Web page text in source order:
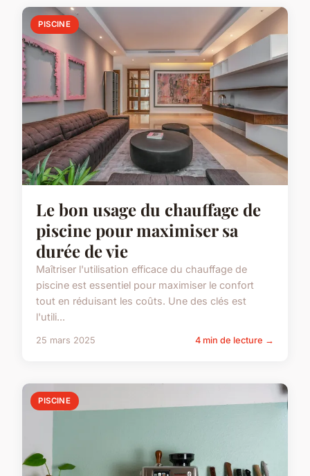
PISCINE
Le bon usage du chauffage de
piscine pour maximiser sa
durée de vie
Maîtriser l'utilisation efficace du chauffage de
piscine est essentiel pour maximiser le confort
tout en réduisant les coûts. Une des clés est
l'utili...
25 mars 2025 4 min de lecture →
PISCINE